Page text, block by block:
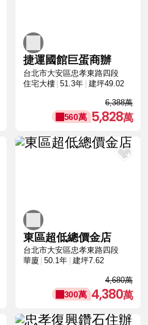
捷運國館巨蛋商辦
台北市大安區忠孝東路四段
住宅大樓
51.3年 建坪49.02
6,388萬
560萬 5,828
東區超低總價金店
台北市大安區忠孝東路四段
華廈
50.1年 建坪7.62
4,680萬
300萬 4,380